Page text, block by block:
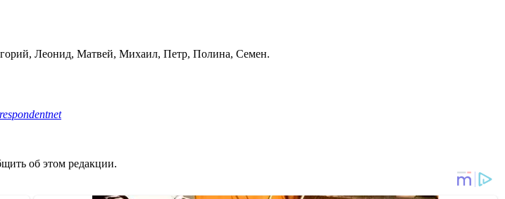
Леонид, Матвей, Михаил, Петр, Полина, Семен.
об этом редакции.